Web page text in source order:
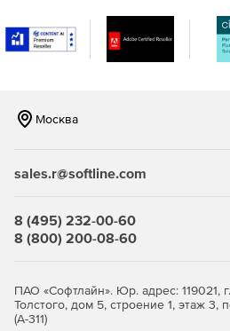
Москва
sales.r@softline.com
8 (495) 232-00-60
8 (800) 200-08-60
ПАО «Софтлайн». Юр. адрес: 119021,
Толстого, дом 5, строение 1, этаж
(А-311)